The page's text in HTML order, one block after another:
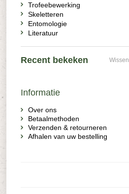
Trofeebewerking
Skeletteren
Entomologie
Literatuur
Recent bekeken Wissen
Informatie
Over ons
Betaalmethoden
Verzenden & retourneren
Afhalen van uw bestelling